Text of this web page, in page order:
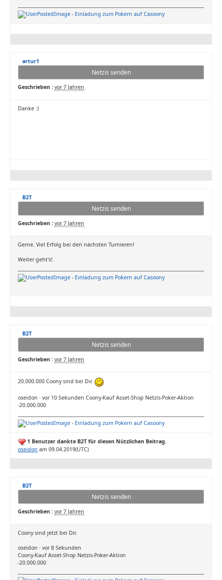
- Einladung zum Pokern auf Casoony
artur1
Netzis senden
Geschrieben : vor 7 Jahren
Danke :)
B2T
Netzis senden
Geschrieben : vor 7 Jahren
Gerne. Viel Erfolg bei den nächsten Turnieren!
Weiter geht's!
- Einladung zum Pokern auf Casoony
B2T
Netzis senden
Geschrieben : vor 7 Jahren
20.000.000 Coony sind bei Dir.
oseidon · vor 10 Sekunden Coony-Kauf Asset-Shop Netzis-Poker-Aktion
-20.000.000
- Einladung zum Pokern auf Casoony
1 Benutzer dankte B2T für diesen Nützlichen Beitrag.
oseidon am 09.04.2019(UTC)
B2T
Netzis senden
Geschrieben : vor 7 Jahren
Coony sind jetzt bei Dir.
oseidon · vor 8 Sekunden
Coony-Kauf Asset-Shop Netzis-Poker-Aktion
-20.000.000